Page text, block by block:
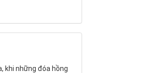
khi những đóa hồng